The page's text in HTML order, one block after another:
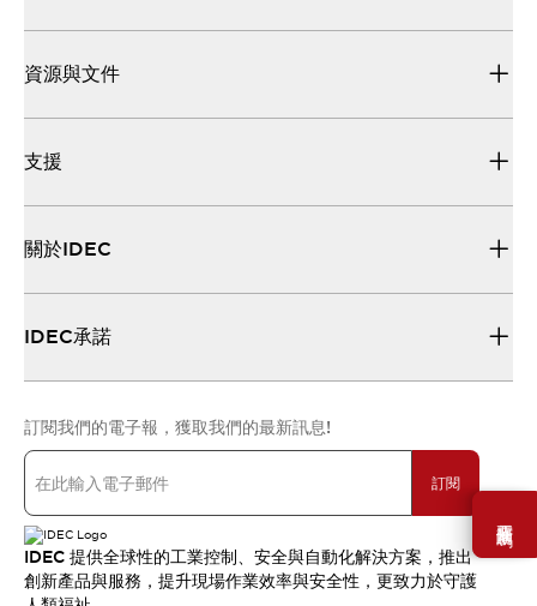
需要幫助嗎？
資源與文件
支援
關於IDEC
IDEC承諾
訂閱我們的電子報，獲取我們的最新訊息!
訂閱
IDEC 提供全球性的工業控制、安全與自動化解決方案，推出
創新產品與服務，提升現場作業效率與安全性，更致力於守護